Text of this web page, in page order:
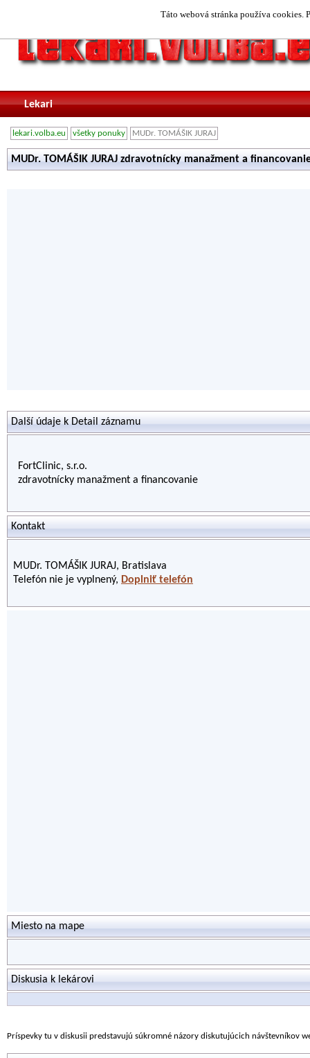
Táto webová stránka používa cookies.
Lekari
lekari.volba.eu všetky ponuky MUDr. TOMÁŠIK JURAJ
MUDr. TOMÁŠIK JURAJ zdravotnícky manažment a
Další údaje k Detail záznamu
FortClinic, s.r.o.
zdravotnícky manažment a financovanie
Kontakt
MUDr. TOMÁŠIK JURAJ, Bratislava
Telefón nie je vyplnený, Doplniť telefón
Miesto na mape
Diskusia k lekárovi
Príspevky tu v diskusii predstavujú súkromné názory diskutujúcich návštevníkov